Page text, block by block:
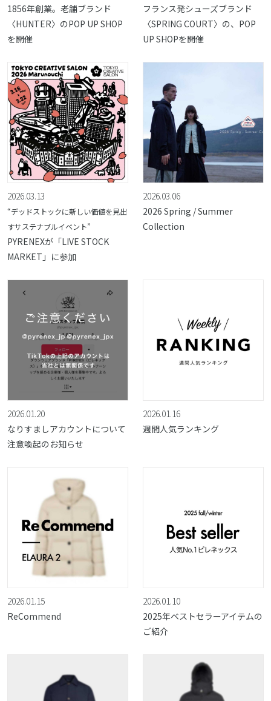
1856年創業。老舗ブランド
〈HUNTER〉のPOP UP SHOP
を開催
フランス発シューズブランド
〈SPRING COURT〉の、POP
UP SHOPを開催
2026.03.13
“デッドストックに新しい価値を見出
すサステナブルイベント”
PYRENEXが「LIVE STOCK
MARKET」に参加
2026.03.06
2026 Spring / Summer
Collection
2026.01.20
なりすましアカウントについて
注意喚起のお知らせ
2026.01.16
週間人気ランキング
2026.01.15
ReCommend
2026.01.10
2025年ベストセラーアイテムの
ご紹介